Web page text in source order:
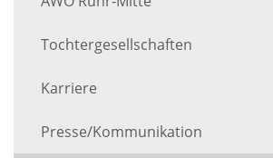
Tochtergesellschaften
Karriere
Presse/Kommunikation